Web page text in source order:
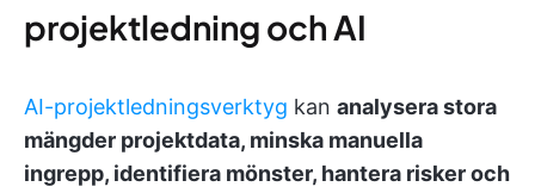
projektledning och AI
AI-projektledningsverktyg kan analysera stora
mängder projektdata, minska manuella
ingrepp, identifiera mönster, hantera risker och